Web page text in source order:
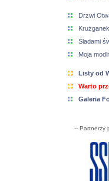
Drzwi
Śladami
Moja
Listy od
Warto
Galeria
-- Partnerzy